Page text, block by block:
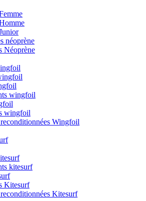
néoprène
Néoprène
wingfoil
wingfoil
Wingfoil
kitesurf
Kitesurf
Kitesurf